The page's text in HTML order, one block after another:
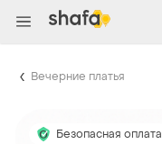
Вечерние платья
Безопасная оплата